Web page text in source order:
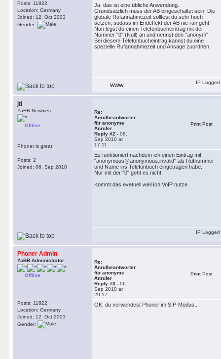
Posts: 11822
Location: Germany
Joined: 12. Oct 2003
Gender:
Ja, das ist eine übliche Anwendung.
Grundsätzlich muss der AB eingeschaltet sein. Die
globale Rufannahmezeit solltest du sehr hoch
setzen, sodass im Endeffekt der AB nie ran geht.
Nun legst du einen Telefonbucheintrag mit der
Nummer "0" (Null) an und nennst den "anonym".
Bei diesem Telefonbucheintrag kannst du eine
spezielle Rufannahmezeit und Ansage zuordnen.
WWW
IP Logged
jti
YaBB Newbies
Offline
Phoner is great!
Posts: 2
Joined: 06. Sep 2010
Re:
Anrufbeantworter
für anonyme
Anrufer
Reply #2 - 06.
Sep 2010 at
17:11
Print Post
Es funktioniert nachdem ich einen Eintrag mit
"anonymous@anonymous.invalid" als Rufnummer
und Name ins Telefonbuch eingetragen habe.
Nur mit der "0" geht es nicht.
Kommt das evetuell weil ích VoIP nutze.
IP Logged
Phoner Admin
YaBB Administrator
Offline
Posts: 11822
Location: Germany
Joined: 12. Oct 2003
Gender:
Re:
Anrufbeantworter
für anonyme
Anrufer
Reply #3 - 06.
Sep 2010 at
20:17
Print Post
OK, du verwendest Phoner im SIP-Modus...